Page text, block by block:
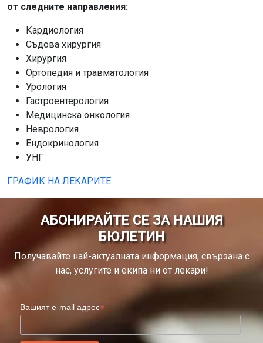
от следните направления:
Кардиология
Съдова хирургия
Хирургия
Ортопедия и травматология
Урология
Гастроентерология
Медицинска онкология
Неврология
Ендокринология
УНГ
ГРАФИК НА ЛЕКАРИТЕ
АБОНИРАЙТЕ СЕ ЗА НАШИЯ
БЮЛЕТИН
Получавайте най-актуалната информация, свързана с
нас, услугите и екипа ни от лекари!
Вашият e-mail адрес*